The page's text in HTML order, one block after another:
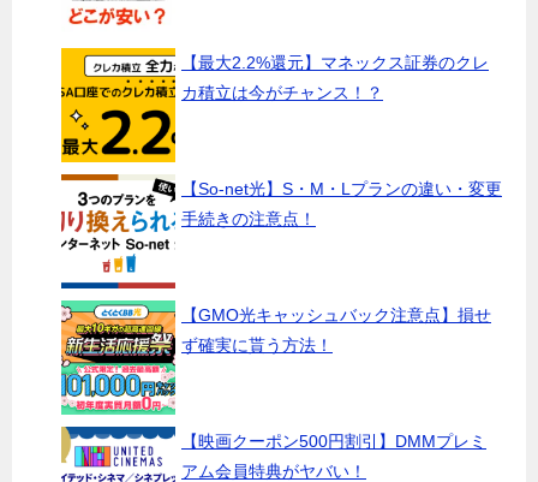
【最大2.2%還元】マネックス証券のクレ
カ積立は今がチャンス！？
【So-net光】S・M・Lプランの違い・変更
手続きの注意点！
【GMO光キャッシュバック注意点】損せ
ず確実に貰う方法！
【映画クーポン500円割引】DMMプレミ
アム会員特典がヤバい！